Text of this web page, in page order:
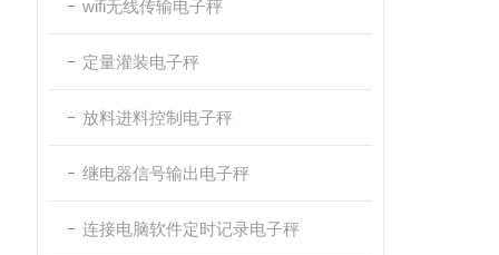
wifi无线传输电子秤
定量灌装电子秤
放料进料控制电子秤
继电器信号输出电子秤
连接电脑软件定时记录电子秤